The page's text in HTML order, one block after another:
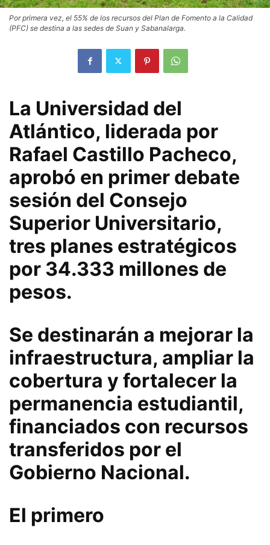
Por primera vez, el 55% de los recursos del Plan de Fomento a la Calidad
(PFC) se destina a las sedes de Suan y Sabanalarga.
La Universidad del
Atlántico, liderada por
Rafael Castillo Pacheco,
aprobó en primer debate
sesión del Consejo
Superior Universitario,
tres planes estratégicos
por 34.333 millones de
pesos.
Se destinarán a mejorar la
infraestructura, ampliar la
cobertura y fortalecer la
permanencia estudiantil,
financiados con recursos
transferidos por el
Gobierno Nacional.
El primero